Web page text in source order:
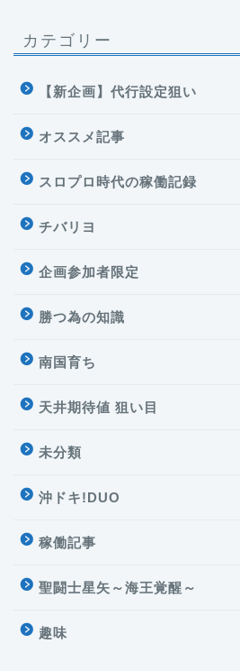
カテゴリー
【新企画】代行設定狙い
オススメ記事
スロプロ時代の稼働記録
チバリヨ
企画参加者限定
勝つ為の知識
南国育ち
天井期待値 狙い目
未分類
沖ドキ!DUO
稼働記事
聖闘士星矢～海王覚醒～
趣味